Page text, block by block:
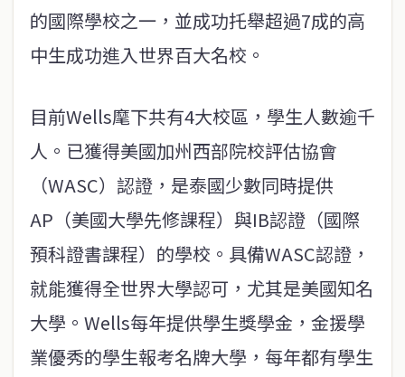
的國際學校之一，並成功托舉超過7成的高
中生成功進入世界百大名校。
目前Wells麾下共有4大校區，學生人數逾千
人。已獲得美國加州西部院校評估協會
（WASC）認證，是泰國少數同時提供
AP（美國大學先修課程）與IB認證（國際
預科證書課程）的學校。具備WASC認證，
就能獲得全世界大學認可，尤其是美國知名
大學。Wells每年提供學生獎學金，金援學
業優秀的學生報考名牌大學，每年都有學生